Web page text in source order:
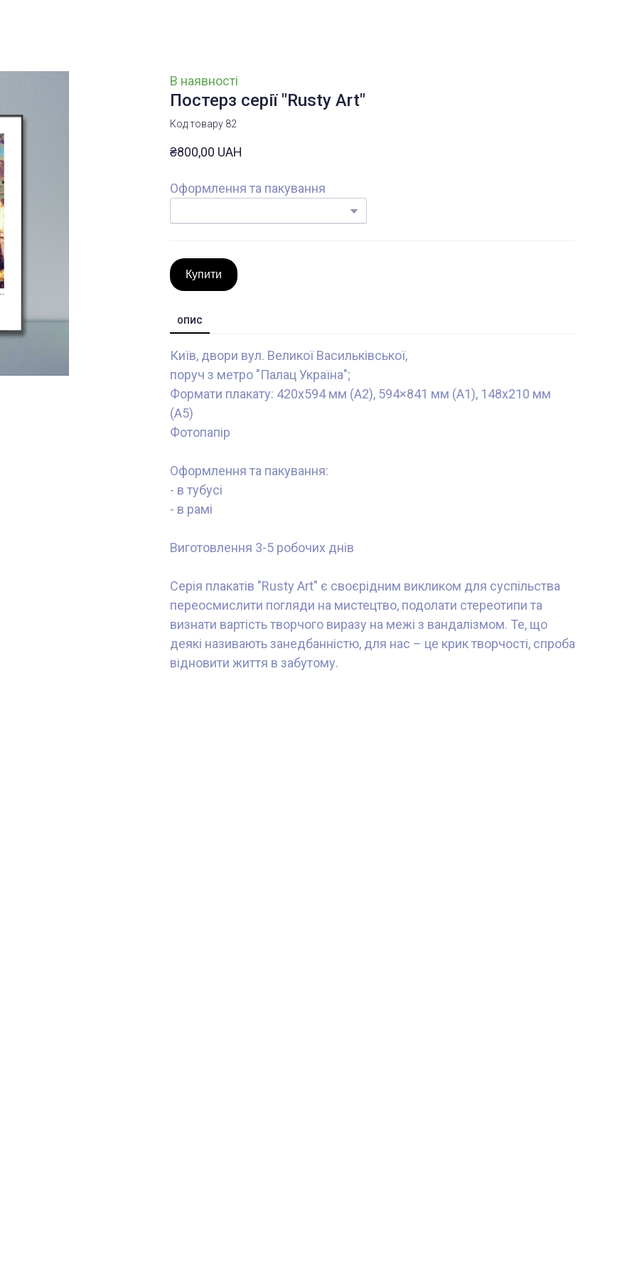
В наявності
Постерз серії "Rusty Art"
Код товару 82
₴800,00 UAH
Оформлення та пакування
Купити
ОПИС
Київ, двори вул. Великої Васильківської,
поруч з метро "Палац Україна";
Формати плакату: 420x594 мм (А2), 594×841 мм (А1), 148x210 мм
(А5)
Фотопапір
Оформлення та пакування:
- в тубусі
- в рамі
Виготовлення 3-5 робочих днів
Серія плакатів "Rusty Art" є своєрідним викликом для суспільства
переосмислити погляди на мистецтво, подолати стереотипи та
визнати вартість творчого виразу на межі з вандалізмом. Те, що
деякі називають занедбанністю, для нас – це крик творчості, спроба
відновити життя в забутому.